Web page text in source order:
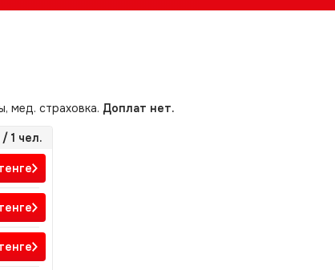
мед. страховка. Доплат нет.
1 чел.